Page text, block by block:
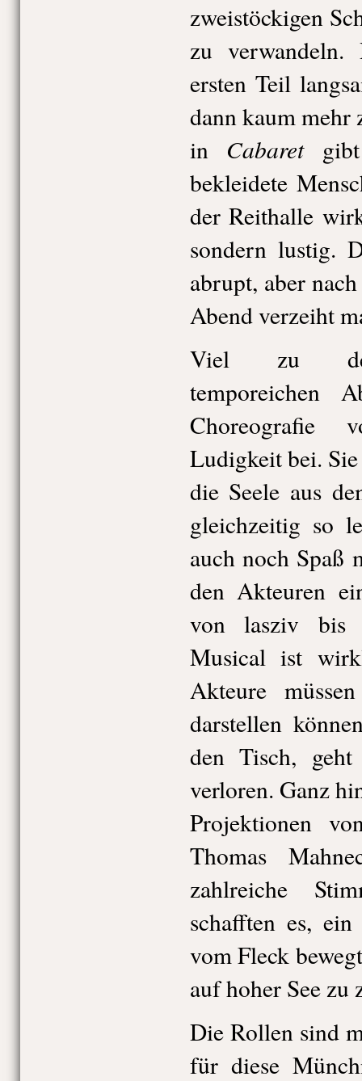
zweistöckigen
zu
ersten Teil
dann kaum
in Cabaretgibt
bekleidete
der Reithalle
sondern lustig.
abrupt, aber
Abend verzeiht
Viel zu
temporeichen
Choreografie
Ludigkeit bei. Sie
die Seele aus
gleichzeitig so
auch noch Spaß
den Akteuren
von lasziv bis
Musical ist
Akteure
darstellen
den Tisch,
verloren. Ganz
Projektionen
Thomas
zahlreiche
schafften es,
vom Fleck
auf hoher See zu
Die Rollen sind
für diese